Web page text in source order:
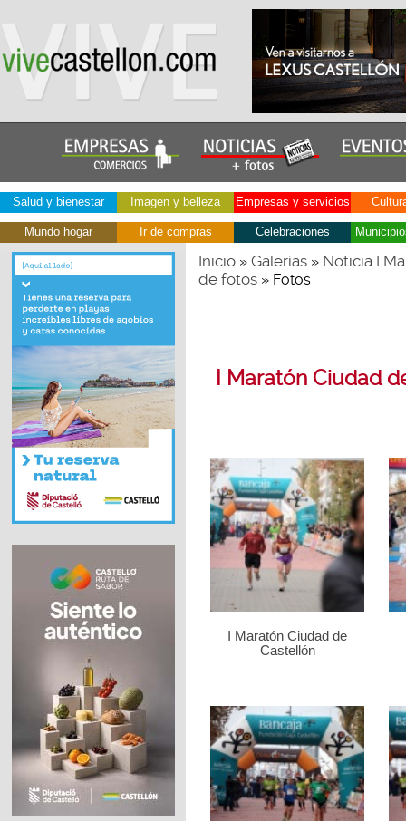
Salud y bienestar Imagen y belleza Empresas y servicios
Mundo hogar Ir de compras Celebraciones
Inicio» Galerías» Noticia I
de fotos» Fotos
I Maratón Ciudad
I Maratón Ciudad de
Castellón